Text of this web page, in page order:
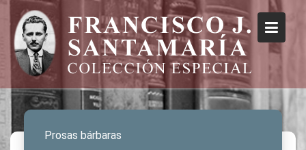
Prosas bárbaras